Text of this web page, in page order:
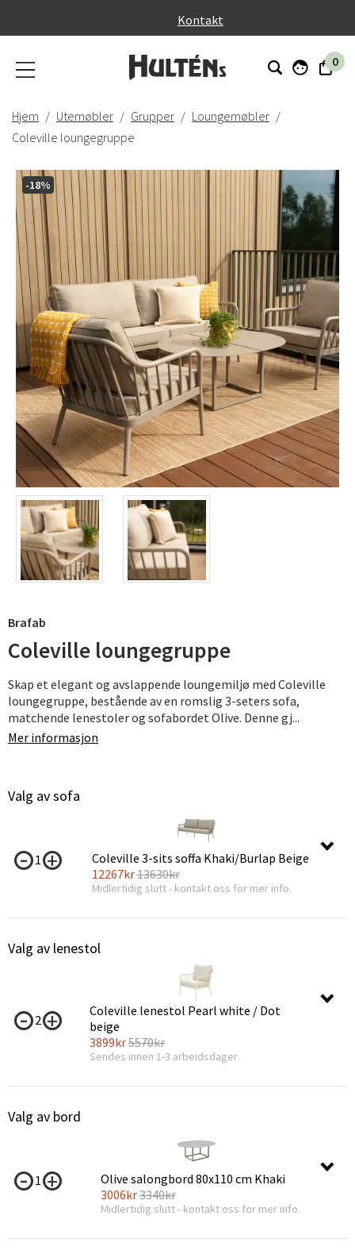
Kontakt
0
Hjem Utemøbler Grupper
Loungemøbler
Coleville loungegruppe
-18%
Brafab
Coleville loungegruppe
Skap et elegant og avslappende loungemiljø med Coleville
loungegruppe, bestående av en romslig 3-seters sofa,
matchende lenestoler og sofabordet Olive. Denne gj...
Mer informasjon
Valg av sofa
1
Coleville 3-sits soffa Khaki/Burlap Beige
12267kr13630kr
Midlertidig slutt - kontakt oss for mer info.
Valg av lenestol
2
Coleville lenestol Pearl white / Dot
beige
3899kr5570kr
Sendes innen 1-3 arbeidsdager
Valg av bord
1
Olive salongbord 80x110 cm Khaki
3006kr3340kr
Midlertidig slutt - kontakt oss for mer info.